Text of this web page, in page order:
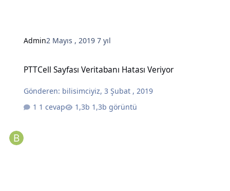
Admin2 Mayıs , 20197 yıl
PTTCell Sayfası Veritabanı Hatası Veriyor
Gönderen: bilisimciyiz,3 Şubat , 2019
1 cevap
1,3b görüntü